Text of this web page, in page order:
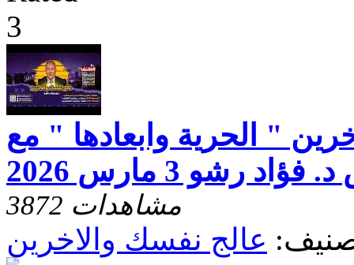
" الحرية وابعادها " مع
رشو 3 مارس 2026
3872 مشاهدات
عالج نفسك والاخرين